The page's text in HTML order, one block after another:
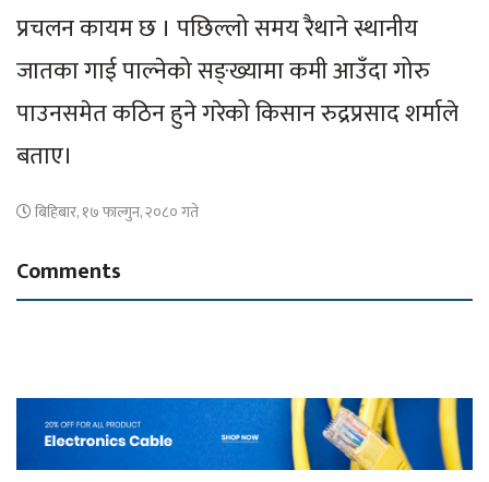
प्रचलन कायम छ । पछिल्लो समय रैथाने स्थानीय
जातका गाई पाल्नेको सङ्ख्यामा कमी आउँदा गोरु
पाउनसमेत कठिन हुने गरेको किसान रुद्रप्रसाद शर्माले
बताए।
बिहिबार, १७ फाल्गुन, २०८० गते
Comments